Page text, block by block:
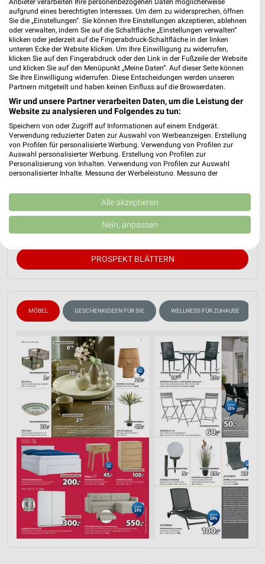
❯
JYSK Prospekt für Köln ab So. den
12.07.
Spare bis zu 70%
Gültig von 12. Jul. bis 15. Aug.
Kalendereintrag erstellen
PROSPEKT BLÄTTERN
MÖBEL GESCHENKIDEEN FÜR SIE WELLNESS FÜR ZUHAUSE
aufgrund eines berechtigten Interesses. Um dem zu widersprechen, öffnen
Sie die „Einstellungen“. Sie können Ihre Einstellungen akzeptieren, ablehnen
oder verwalten, indem Sie auf die Schaltfläche „Einstellungen verwalten“
klicken oder jederzeit auf die Fingerabdruck-Schaltfläche in der linken
unteren Ecke der Website klicken. Um Ihre Einwilligung zu widerrufen,
klicken Sie auf den Fingerabdruck oder den Link in der Fußzeile der Website
und klicken Sie auf den Menüpunkt „Meine Daten“. Auf dieser Seite können
Sie Ihre Einwilligung widerrufen. Diese Entscheidungen werden unseren
Partnern mitgeteilt und haben keinen Einfluss auf die Browserdaten.
Wir und unsere Partner verarbeiten Daten, um die Leistung der
Website zu analysieren und Folgendes zu tun:
Speichern von oder Zugriff auf Informationen auf einem Endgerät.
Verwendung reduzierter Daten zur Auswahl von Werbeanzeigen. Erstellung
von Profilen für personalisierte Werbung. Verwendung von Profilen zur
Auswahl personalisierter Werbung. Erstellung von Profilen zur
Personalisierung von Inhalten. Verwendung von Profilen zur Auswahl
personalisierter Inhalte. Messung der Werbeleistung. Messung der
Kombinationen von Daten aus verschiedenen Quellen. Entwicklung und
Verbesserung der Angebote. Verwendung reduzierter Daten zur Auswahl
von Inhalten.
Daten können außerhalb der Europäischen Union weitergegeben und in die
Website/App.
Partnerliste anzeigen (1 IAB-Anbieter)
Speichern von oder Zugriff auf Informationen
Verwendung reduzierter Daten zur Auswahl von
Werbeanzeigen
Erstellung von Profilen für personalisierte
Werbung
Verwendung von Profilen zur Auswahl
personalisierter Werbung
Erstellung von Profilen zur Personalisierung
von Inhalten
Verwendung von Profilen zur Auswahl
personalisierter Inhalte
Messung der Werbeleistung
Alle akzeptieren
Nein, anpassen